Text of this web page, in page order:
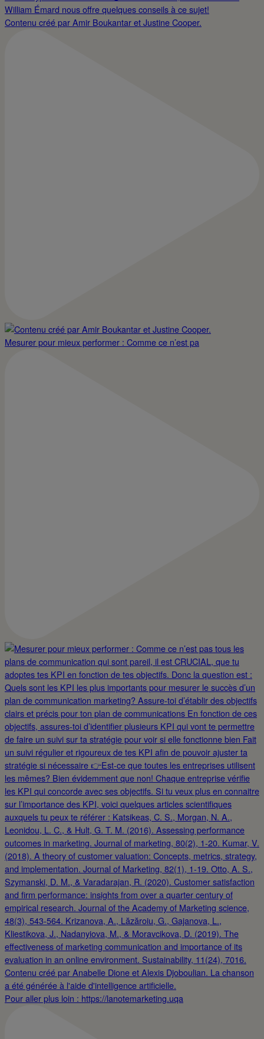
Contenu créé par Amir Boukantar et Justine Cooper.
Mesurer pour mieux performer : Comme ce n’est pa
Pour aller plus loin : https://lanotemarketing.uqa